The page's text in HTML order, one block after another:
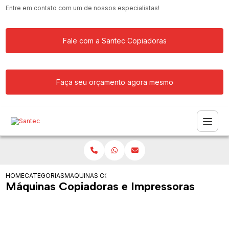
Entre em contato com um de nossos especialistas!
Fale com a Santec Copiadoras
Faça seu orçamento agora mesmo
HOMECATEGORIASMAQUINAS COPIADORAS E IMPRESSORAS
Máquinas Copiadoras e Impressoras